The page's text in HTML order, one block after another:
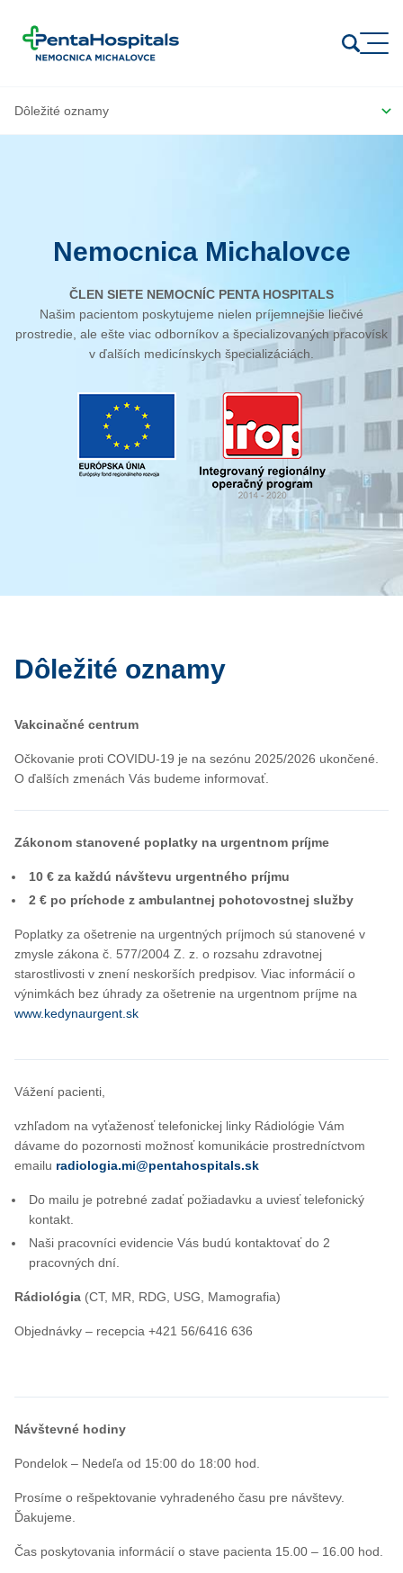
Nemocnica Michalovce
ČLEN SIETE NEMOCNÍC PENTA HOSPITALS
Našim pacientom poskytujeme nielen príjemnejšie liečivé
prostredie, ale ešte viac odborníkov a špecializovaných pracovísk
v ďalších medicínskych špecializáciách.
Dôležité oznamy
Vakcinačné centrum
Očkovanie proti COVIDU-19 je na sezónu 2025/2026 ukončené.
O ďalších zmenách Vás budeme informovať.
Zákonom stanovené poplatky na urgentnom príjme
10 € za každú návštevu urgentného príjmu
2 € po príchode z ambulantnej pohotovostnej služby
Poplatky za ošetrenie na urgentných príjmoch sú stanovené v
zmysle zákona č. 577/2004 Z. z. o rozsahu zdravotnej
starostlivosti v znení neskorších predpisov. Viac informácií o
výnimkách bez úhrady za ošetrenie na urgentnom príjme na
www.kedynaurgent.sk
Vážení pacienti,
vzhľadom na vyťaženosť telefonickej linky Rádiológie Vám
dávame do pozornosti možnosť komunikácie prostredníctvom
emailu radiologia.mi@pentahospitals.sk
Do mailu je potrebné zadať požiadavku a uviesť telefonický
kontakt.
Naši pracovníci evidencie Vás budú kontaktovať do 2
pracovných dní.
Rádiológia (CT, MR, RDG, USG, Mamografia)
Objednávky – recepcia +421 56/6416 636
Návštevné hodiny
Pondelok – Nedeľa od 15:00 do 18:00 hod.
Prosíme o rešpektovanie vyhradeného času pre návštevy.
Ďakujeme.
Čas poskytovania informácií o stave pacienta 15.00 – 16.00 hod.